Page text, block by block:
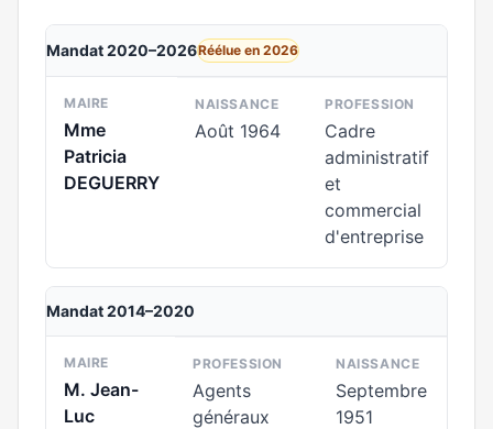
Mandat 2020–2026Réélue en 2026
MAIRE
Mme
Patricia
DEGUERRY
NAISSANCE
Août 1964
PROFESSION
Cadre
administratif
et
commercial
d'entreprise
Mandat 2014–2020
MAIRE
M. Jean-
Luc
PROFESSION
Agents
généraux
NAISSANCE
Septembre
1951